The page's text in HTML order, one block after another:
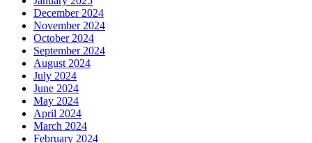
December 2024
November 2024
October 2024
September 2024
August 2024
July 2024
June 2024
May 2024
April 2024
March 2024
February 2024